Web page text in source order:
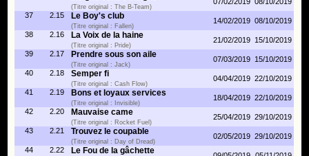
(Titre original : The B-Team)
37
2.15 Le Boy's club
(Titre original : Fallen)
14/02/2019 08/10/2019
38
2.16 La Voix de la haine
(Titre original : Pride)
21/02/2019 15/10/2019
39
2.17 Prendre sous son aile
(Titre original : Jack)
07/03/2019 15/10/2019
40
2.18 Semper fi
(Titre original : Cash Flow)
04/04/2019 22/10/2019
41
2.19 Bons et loyaux services
(Titre original : Invisible)
18/04/2019 22/10/2019
42
2.20 Mauvaise came
(Titre original : Rocket Fuel)
25/04/2019 29/10/2019
43
2.21 Trouvez le coupable
(Titre original : Day of Dread)
02/05/2019 29/10/2019
44
2.22 Le Fou de la gâchette